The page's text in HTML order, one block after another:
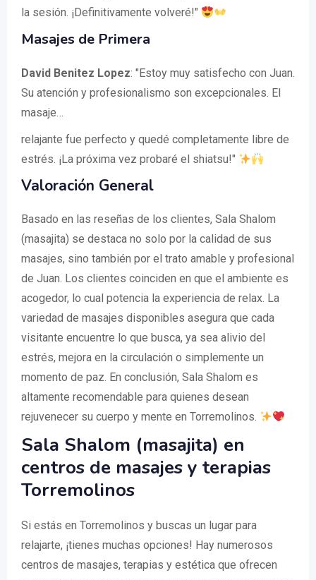
la sesión. ¡Definitivamente volveré!"
Masajes de Primera
David Benitez Lopez: "Estoy muy satisfecho con Juan.
Su atención y profesionalismo son excepcionales. El
masaje…
relajante fue perfecto y quedé completamente libre de
estrés. ¡La próxima vez probaré el shiatsu!"
Valoración General
Basado en las reseñas de los clientes, Sala Shalom
(masajita) se destaca no solo por la calidad de sus
masajes, sino también por el trato amable y profesional
de Juan. Los clientes coinciden en que el ambiente es
acogedor, lo cual potencia la experiencia de relax. La
variedad de masajes disponibles asegura que cada
visitante encuentre lo que busca, ya sea alivio del
estrés, mejora en la circulación o simplemente un
momento de paz. En conclusión, Sala Shalom es
altamente recomendable para quienes desean
rejuvenecer su cuerpo y mente en Torremolinos.
Sala Shalom (masajita) en
centros de masajes y terapias
Torremolinos
Si estás en Torremolinos y buscas un lugar para
relajarte, ¡tienes muchas opciones! Hay numerosos
centros de masajes, terapias y estética que ofrecen